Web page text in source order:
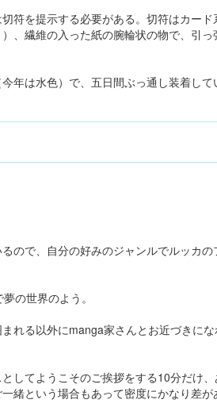
符を提示する必要がある。切符はカー
、繊維の入った紙の腕輪状の物で、引っ
年は水色）で、五日間ぶっ通し装着して
ので、自分の好みのジャンルでルッカ
の世界のよう。
れる以外にmanga家さんとお近づきに
してようこそのご挨拶をする10分だけ
緒という場合もあって密度にかなり差が